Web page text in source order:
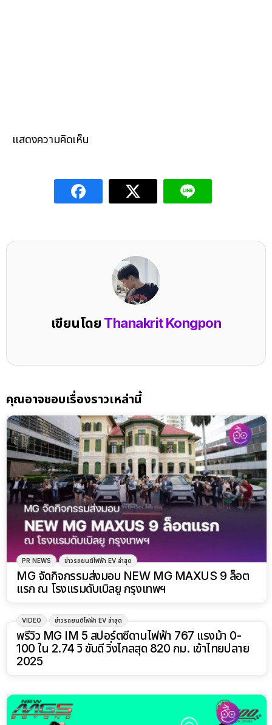
แสดงความคิดเห็น
เขียนโดย Thanakrit Kongpon
คุณอาจชอบเรื่องราวเหล่านี้
PR NEWS ข่าวรถยนต์ไฟฟ้า EV ล่าสุด
MG จัดกิจกรรมส่งมอบ NEW MG MAXUS 9 ล็อต
แรก ณ โรงแรมดับเบิลยู กรุงเทพฯ
VIDEO ข่าวรถยนต์ไฟฟ้า EV ล่าสุด
พรีวิว MG IM 5 สปอร์ตซีดานไฟฟ้า 767 แรงม้า 0-
100 ใน 2.74 วิ ขับดี วิ่งไกลสุด 820 กม. เข้าไทยปลาย
2025